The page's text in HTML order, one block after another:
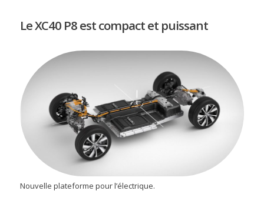
Le XC40 P8 est compact et puissant
Nouvelle plateforme pour l’électrique.